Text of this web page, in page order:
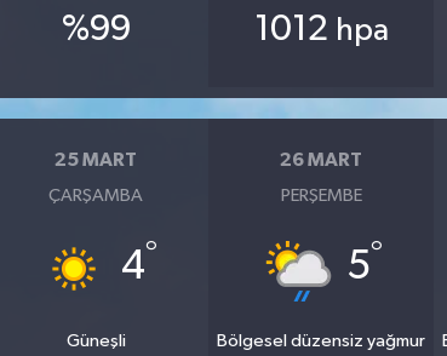
%99 1012 hpa
25 MART
ÇARŞAMBA
4°
Güneşli
26 MART
PERŞEMBE
5°
Bölgesel düzensiz yağmur